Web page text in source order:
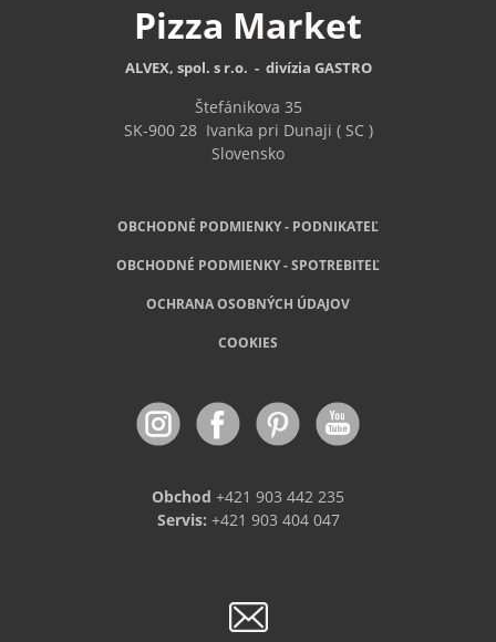
Pizza Market
ALVEX, spol. s r.o. - divízia GASTRO
Štefánikova 35
SK-900 28Ivanka pri Dunaji ( SC )
Slovensko
OBCHODNÉ PODMIENKY - PODNIKATEĽ
OBCHODNÉ PODMIENKY - SPOTREBITEĽ
OCHRANA OSOBNÝCH ÚDAJOV
COOKIES
Obchod +421 903 442 235
Servis: +421 903 404 047